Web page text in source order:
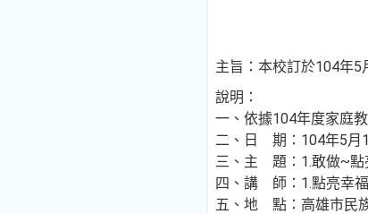
主旨：本校訂於104年5
說明：
一、依據104年度家庭
二、日 期：104年5月
三、主 題：1.敢做~點
四、講 師：1.點亮幸福
五、地 點：高雄市民